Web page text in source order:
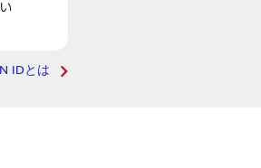
IDとは